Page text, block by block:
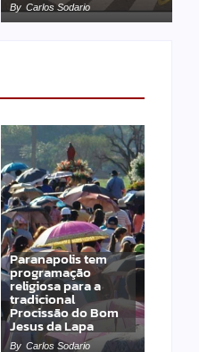
By Carlos Sodario
Paranapolis tem
programação
religiosa para a
tradicional
Procissão do Bom
Jesus da Lapa
By Carlos Sodario